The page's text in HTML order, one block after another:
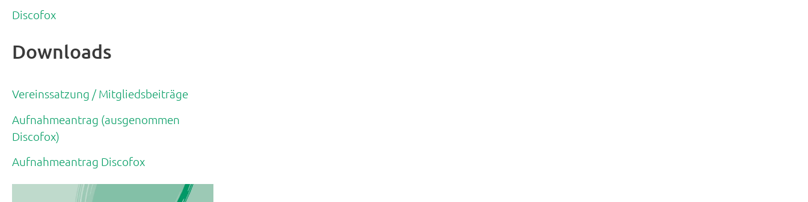
Discofox
Downloads
Vereinssatzung / Mitgliedsbeiträge
Aufnahmeantrag (ausgenommen
Discofox)
Aufnahmeantrag Discofox